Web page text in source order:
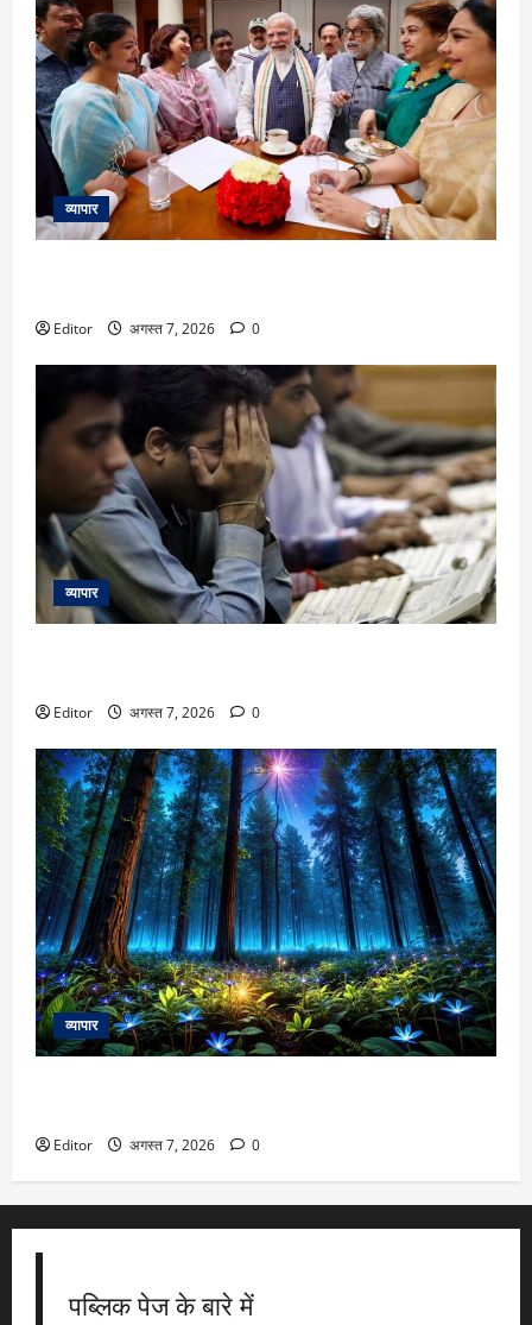
व्यापार
Editor अगस्त 7, 2026 0
व्यापार
Editor अगस्त 7, 2026 0
व्यापार
Editor अगस्त 7, 2026 0
पब्लिक पेज के बारे में